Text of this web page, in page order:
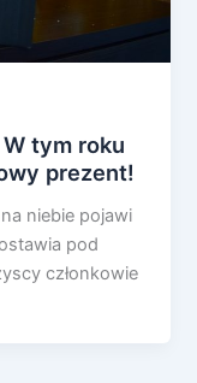
tym roku
prezent!
niebie pojawi
pod
członkowie